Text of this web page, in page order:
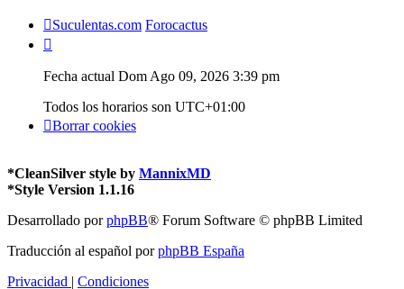
Suculentas.com Forocactus
Fecha actual Dom Ago 09, 2026 3:39 pm
Todos los horarios son UTC+01:00
Borrar cookies
*CleanSilver style by MannixMD
*Style Version 1.1.16
Desarrollado porphpBB® Forum Software © phpBB Limited
Traducción al español porphpBB España
Privacidad | Condiciones